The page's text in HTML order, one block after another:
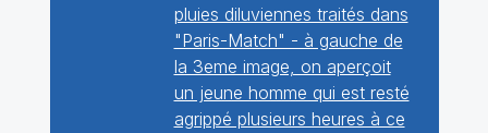
pluies diluviennes traités dans
"Paris-Match" - à gauche de
la 3eme image, on aperçoit
un jeune homme qui est resté
agrippé plusieurs heures à ce